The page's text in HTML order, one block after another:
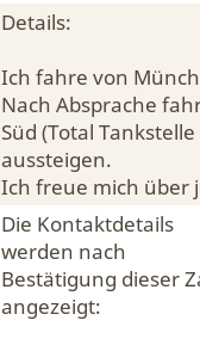
Details:
Ich fahre von
Nach Absprache
Süd (Total
aussteigen.
Ich freue mich über
Die Kontaktdetails
werden nach
Bestätigung dieser
angezeigt: